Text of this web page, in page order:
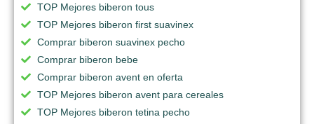
TOP Mejores biberon tous
TOP Mejores biberon first suavinex
Comprar biberon suavinex pecho
Comprar biberon bebe
Comprar biberon avent en oferta
TOP Mejores biberon avent para cereales
TOP Mejores biberon tetina pecho